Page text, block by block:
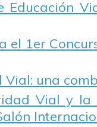
Educación
el 1er
una
Vial y la